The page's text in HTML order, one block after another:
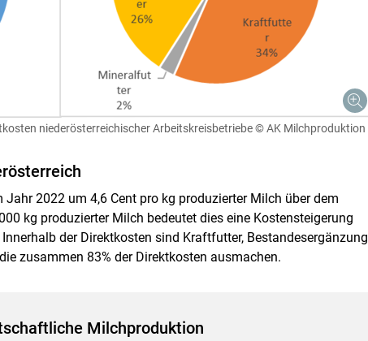
niederösterreichischer Arbeitskreisbetriebe © AK Milchproduktion
2022 um 4,6 Cent pro kg produzierter Milch über dem
kg produzierter Milch bedeutet dies eine Kostensteigerung
der Direktkosten sind Kraftfutter, Bestandesergänzung
zusammen 83% der Direktkosten ausmachen.
Milchproduktion